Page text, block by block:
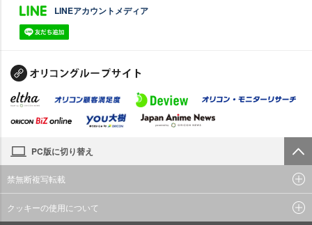
LINEアカウントメディア
PC版に切り替え
禁無断複写転載
クッキーの使用について